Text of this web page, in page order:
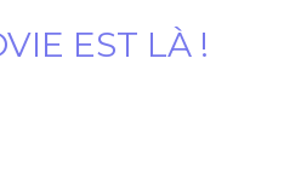
EST LÀ !